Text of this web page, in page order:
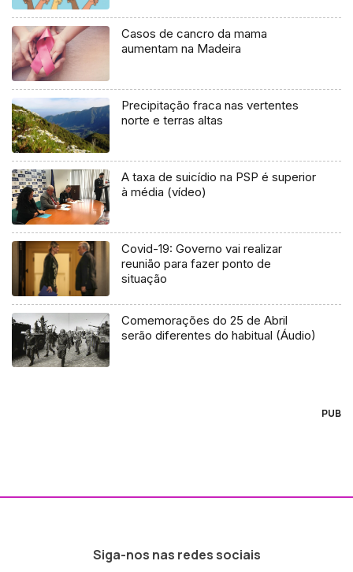
Casos de cancro da mama
aumentam na Madeira
Precipitação fraca nas vertentes
norte e terras altas
A taxa de suicídio na PSP é superior
à média (vídeo)
Covid-19: Governo vai realizar
reunião para fazer ponto de
situação
Comemorações do 25 de Abril
serão diferentes do habitual (Áudio)
PUB
Siga-nos nas redes sociais